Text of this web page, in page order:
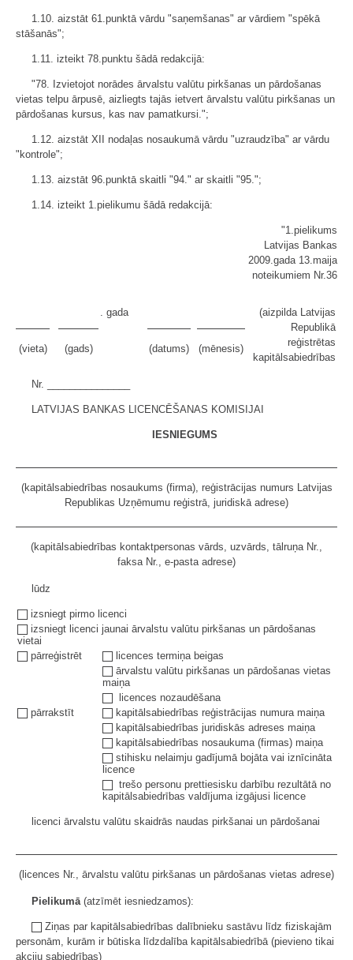
1.10. aizstāt 61.punktā vārdu "saņemšanas" ar vārdiem "spēkā
stāšanās";
1.11. izteikt 78.punktu šādā redakcijā:
"78. Izvietojot norādes ārvalstu valūtu pirkšanas un pārdošanas
vietas telpu ārpusē, aizliegts tajās ietvert ārvalstu valūtu pirkšanas un
pārdošanas kursus, kas nav pamatkursi.";
1.12. aizstāt XII nodaļas nosaukumā vārdu "uzraudzība" ar vārdu
"kontrole";
1.13. aizstāt 96.punktā skaitli "94." ar skaitli "95.";
1.14. izteikt 1.pielikumu šādā redakcijā:
"1.pielikums
Latvijas Bankas
2009.gada 13.maija
noteikumiem Nr.36
. gada
(aizpilda Latvijas
Republikā
reģistrētas
kapitālsabiedrības
(vieta) (gads) (datums) (mēnesis)
Nr. _______________
LATVIJAS BANKAS LICENCĒŠANAS KOMISIJAI
IESNIEGUMS
(kapitālsabiedrības nosaukums (firma), reģistrācijas numurs Latvijas
Republikas Uzņēmumu reģistrā, juridiskā adrese)
(kapitālsabiedrības kontaktpersonas vārds, uzvārds, tālruņa Nr.,
faksa Nr., e-pasta adrese)
lūdz
izsniegt pirmo licenci
izsniegt licenci jaunai ārvalstu valūtu pirkšanas un pārdošanas
vietai
pārreģistrēt
licences termiņa beigas
ārvalstu valūtu pirkšanas un pārdošanas vietas
maiņa
licences nozaudēšana
pārrakstīt
kapitālsabiedrības reģistrācijas numura maiņa
kapitālsabiedrības juridiskās adreses maiņa
kapitālsabiedrības nosaukuma (firmas) maiņa
stihisku nelaimju gadījumā bojāta vai iznīcināta
licence
trešo personu prettiesisku darbību rezultātā no
kapitālsabiedrības valdījuma izgājusi licence
licenci ārvalstu valūtu skaidrās naudas pirkšanai un pārdošanai
(licences Nr., ārvalstu valūtu pirkšanas un pārdošanas vietas adrese)
Pielikumā(atzīmēt iesniedzamos):
Ziņas par kapitālsabiedrības dalībnieku sastāvu līdz fiziskajām
personām, kurām ir būtiska līdzdalība kapitālsabiedrībā (pievieno tikai
akciju sabiedrības)